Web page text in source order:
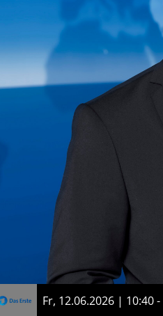
Fr, 12.06.2026 | 10:40 -